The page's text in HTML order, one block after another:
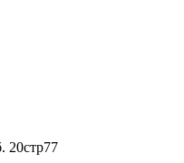
20стр77